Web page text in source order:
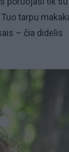
tarpu
– čia didelis